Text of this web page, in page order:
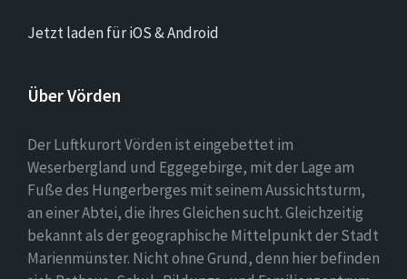
Jetzt laden für iOS & Android
Über Vörden
Der Luftkurort Vörden ist eingebettet im
Weserbergland und Eggegebirge, mit der Lage am
Fuße des Hungerberges mit seinem Aussichtsturm,
an einer Abtei, die ihres Gleichen sucht. Gleichzeitig
bekannt als der geographische Mittelpunkt der Stadt
Marienmünster. Nicht ohne Grund, denn hier befinden